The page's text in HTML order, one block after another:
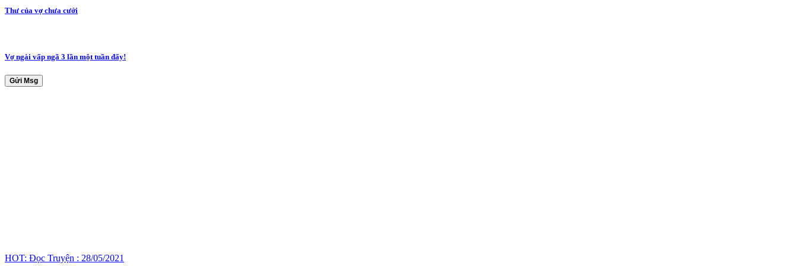
Thư của vợ chưa cưới
Vợ ngài vấp ngã 3 lần một tuần đấy!
Gửi Msg
HOT: Đọc Truyện : 28/05/2021